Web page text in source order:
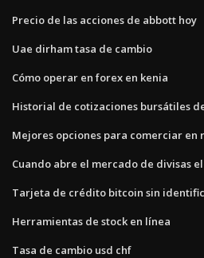
Precio de las acciones de abbott hoy
Uae dirham tasa de cambio
Cómo operar en forex en kenia
Historial de cotizaciones bursátiles
Mejores opciones para comerciar en
Cuando abre el mercado de divisas
Tarjeta de crédito bitcoin sin
Herramientas de stock en línea
Tasa de cambio usd chf